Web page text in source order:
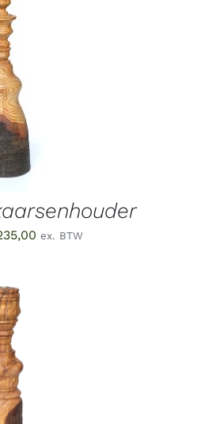
WINKELWAGEN
ex. BTW
WINKELWAGEN